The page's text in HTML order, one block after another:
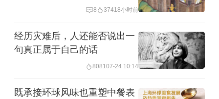
298.76元和2023年的326.69元。徐剑指
经超过价格、网络评价、知名度等因
素，成为读者为阅读进行付费的首选因
8 37418小时前
经历灾难后，人还能否说出一
句真正属于自己的话
808107-24 10:14
既承接环球风味也重塑中餐表